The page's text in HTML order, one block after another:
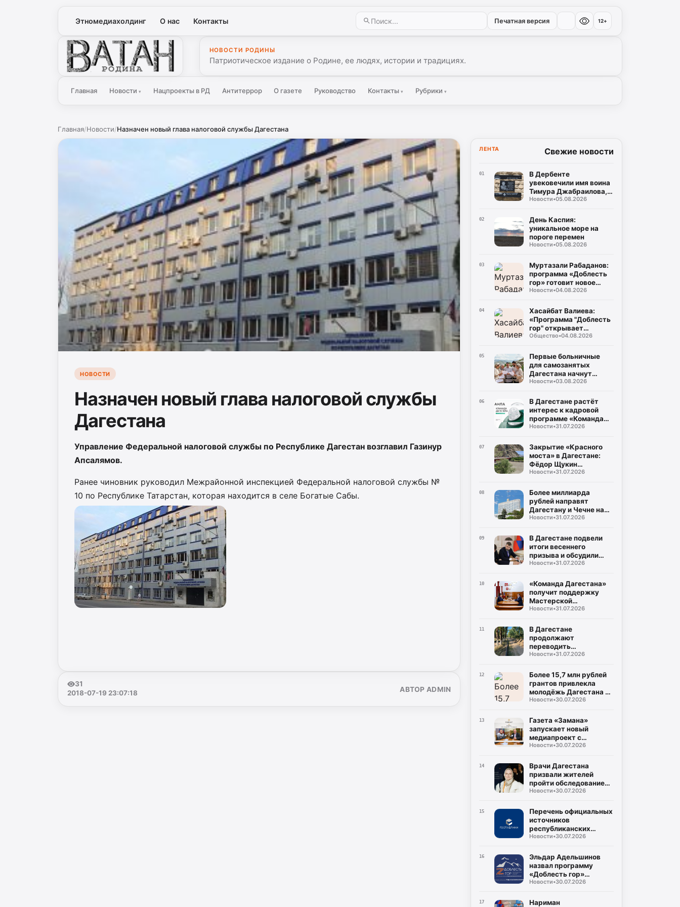
Этномедиахолдинг О нас Контакты Печатная версия 12+
Ватан
НОВОСТИ РОДИНЫ
Патриотическое издание о Родине, ее людях, истории и традициях.
Главная Новости▾ Нацпроекты в РД Антитеррор О газете Руководство Контакты ▾ Рубрики ▾
Главная/Новости/Назначен новый глава налоговой службы Дагестана
НОВОСТИ
Назначен новый глава налоговой службы
Дагестана
Управление Федеральной налоговой службы по Республике Дагестан возглавил Газинур
Апсалямов.
Ранее чиновник руководил Межрайонной инспекцией Федеральной налоговой службы №
10 по Республике Татарстан, которая находится в селе Богатые Сабы.
31
2018-07-19 23:07:18
АВТОР ADMIN
ЛЕНТА Свежие новости
01
В Дербенте
увековечили имя воина
Тимура Джабраилова,
отдавшего жизнь за
Новости•05.08.2026
02
День Каспия:
уникальное море на
пороге перемен
Новости•05.08.2026
03
Муртазали Рабаданов:
программа «Доблесть
гор» готовит новое
поколение
Дагестана
Новости•04.08.2026
04
Хасайбат Валиева:
«Программа "Доблесть
гор" открывает
участникам СВО новые
служения Дагестану»
Общество•04.08.2026
05
Первые больничные
для самозанятых
Дагестана начнут
выплачивать уже в
Новости•03.08.2026
06
В Дагестане растёт
интерес к кадровой
программе «Команда
Дагестана»
Новости•31.07.2026
07
Закрытие «Красного
моста» в Дагестане:
Фёдор Щукин
потребовал ускорить
Новости•31.07.2026
08
Более миллиарда
рублей направят
Дагестану и Чечне на
помощь пострадавшим
Новости•31.07.2026
09
В Дагестане подвели
итоги весеннего
призыва и обсудили
набор на контрактную
Новости•31.07.2026
10
«Команда Дагестана»
получит поддержку
Мастерской
управления «Сенеж»
Новости•31.07.2026
11
В Дагестане
продолжают
переводить
газопроводы под землю
безопасности
Новости•31.07.2026
12
Более 15,7 млн рублей
грантов привлекла
молодёжь Дагестана в
2026 году
Новости•30.07.2026
13
Газета «Замана»
запускает новый
медиапроект с
участием известных
Новости•30.07.2026
14
Врачи Дагестана
призвали жителей
пройти обследование
на гепатит С во время
Новости•30.07.2026
15
Перечень официальных
источников
республиканских
средств массовой
Новости•30.07.2026
16
Эльдар Адельшинов
назвал программу
«Доблесть гор»
важным ресурсом для
Новости•30.07.2026
17
Нариман